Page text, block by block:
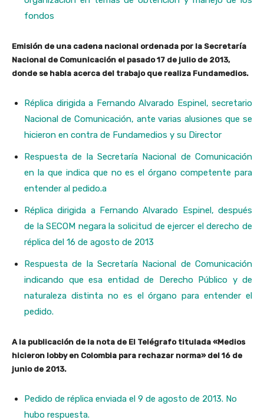
fondos
Emisión de una cadena nacional ordenada por la Secretaría
Nacional de Comunicación el pasado 17 de julio de 2013,
donde se habla acerca del trabajo que realiza Fundamedios.
Réplica dirigida a Fernando Alvarado Espinel, secretario
Nacional de Comunicación, ante varias alusiones que se
hicieron en contra de Fundamedios y su Director
Respuesta de la Secretaría Nacional de Comunicación
en la que indica que no es el órgano competente para
entender al pedido.a
Réplica dirigida a Fernando Alvarado Espinel, después
de la SECOM negara la solicitud de ejercer el derecho de
réplica del 16 de agosto de 2013
Respuesta de la Secretaría Nacional de Comunicación
indicando que esa entidad de Derecho Público y de
naturaleza distinta no es el órgano para entender el
pedido.
A la publicación de la nota de El Telégrafo titulada «Medios
hicieron lobby en Colombia para rechazar norma» del 16 de
junio de 2013.
Pedido de réplica enviada el 9 de agosto de 2013. No
hubo respuesta.